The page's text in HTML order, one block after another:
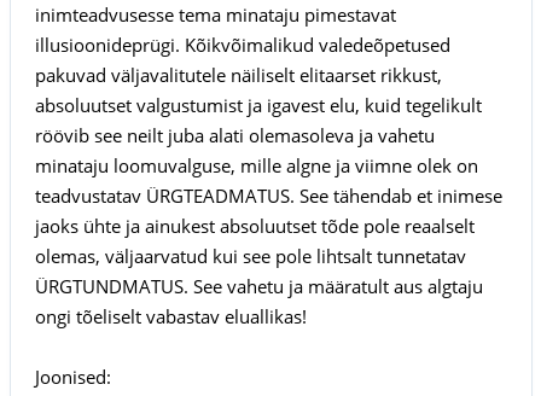
inimteadvusesse tema minataju pimestavat
illusioonideprügi. Kõikvõimalikud valedeõpetused
pakuvad väljavalitutele näiliselt elitaarset rikkust,
absoluutset valgustumist ja igavest elu, kuid tegelikult
röövib see neilt juba alati olemasoleva ja vahetu
minataju loomuvalguse, mille algne ja viimne olek on
teadvustatav ÜRGTEADMATUS. See tähendab et inimese
jaoks ühte ja ainukest absoluutset tõde pole reaalselt
olemas, väljaarvatud kui see pole lihtsalt tunnetatav
ÜRGTUNDMATUS. See vahetu ja määratult aus algtaju
ongi tõeliselt vabastav eluallikas!
Joonised: